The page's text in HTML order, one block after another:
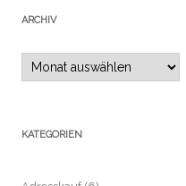
ARCHIV
KATEGORIEN